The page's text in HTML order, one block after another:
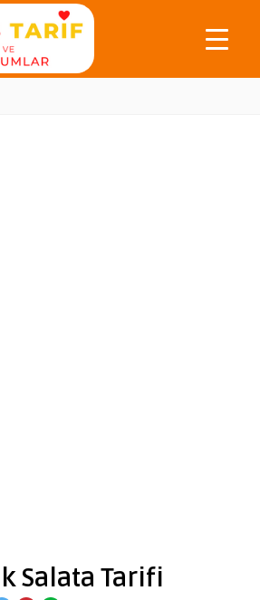
Salata Tarifi